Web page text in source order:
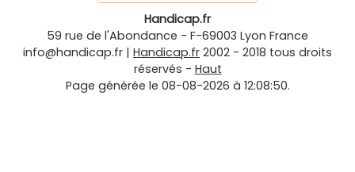
Handicap.fr
59 rue de l'Abondance - F-69003 Lyon France
info@handicap.fr | Handicap.fr 2002 - 2018 tous droits
réservés - Haut
Page générée le 08-08-2026 à 12:08:50.